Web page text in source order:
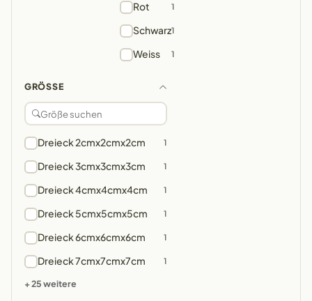
Rot 1
Schwarz1
Weiss 1
GRÖSSE
Dreieck 2cmx2cmx2cm 1
Dreieck 3cmx3cmx3cm 1
Dreieck 4cmx4cmx4cm 1
Dreieck 5cmx5cmx5cm 1
Dreieck 6cmx6cmx6cm 1
Dreieck 7cmx7cmx7cm 1
+ 25 weitere